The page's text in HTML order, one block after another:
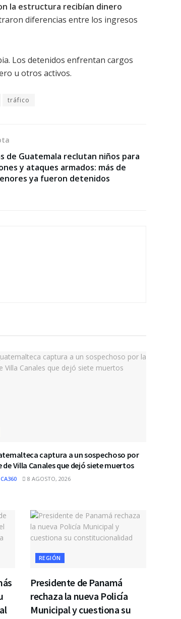
la estructura recibían dinero
diferencias entre los ingresos
Los detenidos enfrentan cargos
u otros activos.
tráfico
de Guatemala reclutan niños para
y ataques armados: más de
ya fueron detenidos
captura a un sospechoso por
de Villa Canales que dejó siete muertos
8 AGOSTO, 2026
REGIÓN
Presidente de Panamá
rechaza la nueva Policía
Municipal y cuestiona su